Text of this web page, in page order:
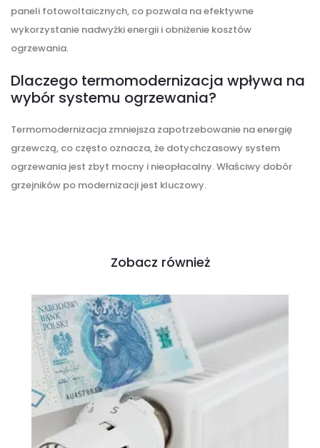
paneli fotowoltaicznych, co pozwala na efektywne
wykorzystanie nadwyżki energii i obniżenie kosztów
ogrzewania.
Dlaczego termomodernizacja wpływa na
wybór systemu ogrzewania?
Termomodernizacja zmniejsza zapotrzebowanie na energię
grzewczą, co często oznacza, że dotychczasowy system
ogrzewania jest zbyt mocny i nieopłacalny. Właściwy dobór
grzejników po modernizacji jest kluczowy.
Zobacz również